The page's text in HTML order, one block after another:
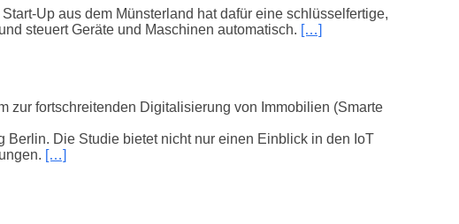
Up aus dem Münsterland hat dafür eine schlüsselfertige,
steuert Geräte und Maschinen automatisch. […]
zur fortschreitenden Digitalisierung von Immobilien (Smarte
Berlin. Die Studie bietet nicht nur einen Einblick in den IoT
[…]